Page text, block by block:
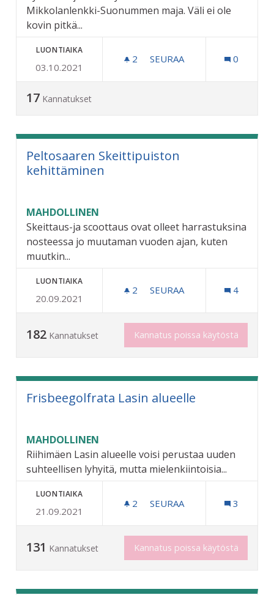
Mikkolanlenkki-Suonummen maja. Väli ei ole
kovin pitkä...
LUONTIAIKA
03.10.2021
2 2 SEURAAJAA
SEURAA 0
17 Kannatukset
Peltosaaren Skeittipuiston
kehittäminen
MAHDOLLINEN
Skeittaus-ja scoottaus ovat olleet harrastuksina
nosteessa jo muutaman vuoden ajan, kuten
muutkin...
LUONTIAIKA
20.09.2021
2 2 SEURAAJAA
SEURAA 4
182 Kannatukset Kannatus poissa käytöstä
Frisbeegolfrata Lasin alueelle
MAHDOLLINEN
Riihimäen Lasin alueelle voisi perustaa uuden
suhteellisen lyhyitä, mutta mielenkiintoisia...
LUONTIAIKA
21.09.2021
2 2 SEURAAJAA
SEURAA 3
131 Kannatukset Kannatus poissa käytöstä